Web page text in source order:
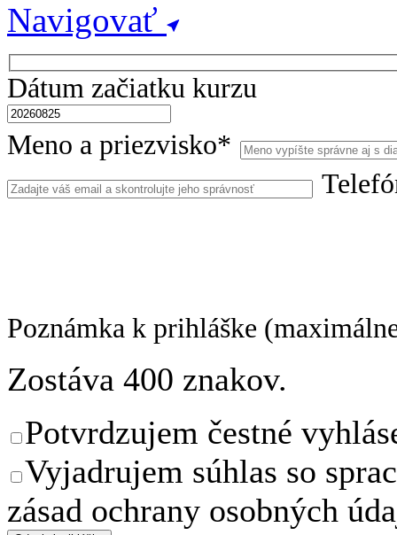
Navigovať
Dátum začiatku kurzu
Meno a priezvisko*
Poznámka k prihláške
Zostáva 400 znakov.
Potvrdzujem čestné
Vyjadrujem súhlas so
zásad ochrany osobných